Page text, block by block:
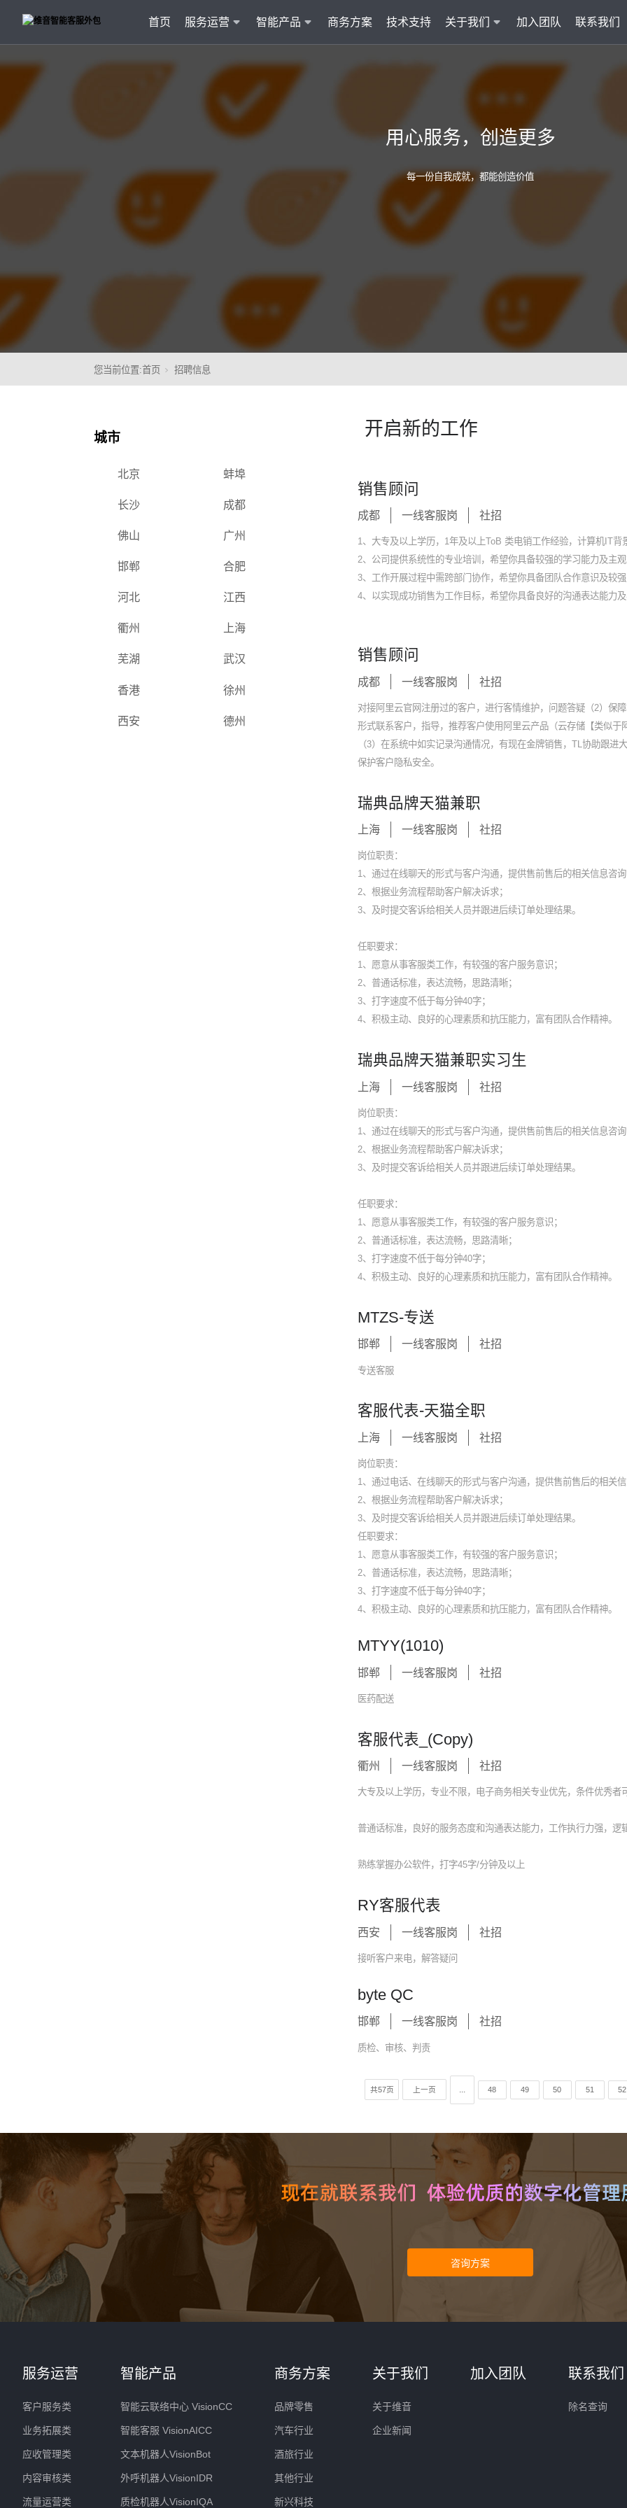
首页 服务运营 智能产品 商务方案 技术支持 关于我们 加入团队 联系我们
维音产品矩阵
· 专属技术顾问进行1对1服务
客户服务
AI知识助手
营销自动化
批量营销发送，提升获客转化
多模态客服
智能交互升级，轻松理解声图文
智能管理
智能排班
集成8种AI技术，快速对接企业系统
语音合成 TTS
即开即用，输入文本立得语音
声纹识别VPR
智能身份识别，保障系统安全
图像描述 IC
深度理解
用心服务，创造更多
每一份自我成就，都能创造价值
您当前位置:首页 招聘信息
城市
北京 蚌埠
长沙 成都
佛山 广州
邯郸 合肥
河北 江西
衢州 上海
芜湖 武汉
香港 徐州
西安 德州
开启新的工作
销售顾问
成都 一线客服岗 社招
1、大专及以上学历，1年及以上ToB 类电销工作经验，计算机IT背
2、公司提供系统性的专业培训，希望你具备较强的学习能力及主
3、工作开展过程中需跨部门协作，希望你具备团队合作意识及较
4、以实现成功销售为工作目标，希望你具备良好的沟通表达能力
销售顾问
成都 一线客服岗 社招
对接阿里云官网注册过的客户，进行客情维护，问题答疑（2）保
形式联系客户，指导，推荐客户使用阿里云产品（云存储【类似
（3）在系统中如实记录沟通情况，有现在金牌销售，TL协助跟
保护客户隐私安全。
瑞典品牌天猫兼职
上海 一线客服岗 社招
岗位职责：
1、通过在线聊天的形式与客户沟通，提供售前售后的相关信息咨
2、根据业务流程帮助客户解决诉求；
3、及时提交客诉给相关人员并跟进后续订单处理结果。
任职要求：
1、愿意从事客服类工作，有较强的客户服务意识；
2、普通话标准，表达流畅，思路清晰；
3、打字速度不低于每分钟40字；
4、积极主动、良好的心理素质和抗压能力，富有团队合作精神。
瑞典品牌天猫兼职实习生
上海 一线客服岗 社招
岗位职责：
1、通过在线聊天的形式与客户沟通，提供售前售后的相关信息咨
2、根据业务流程帮助客户解决诉求；
3、及时提交客诉给相关人员并跟进后续订单处理结果。
任职要求：
1、愿意从事客服类工作，有较强的客户服务意识；
2、普通话标准，表达流畅，思路清晰；
3、打字速度不低于每分钟40字；
4、积极主动、良好的心理素质和抗压能力，富有团队合作精神。
MTZS-专送
邯郸 一线客服岗 社招
专送客服
客服代表-天猫全职
上海 一线客服岗 社招
岗位职责：
1、通过电话、在线聊天的形式与客户沟通，提供售前售后的相关
2、根据业务流程帮助客户解决诉求；
3、及时提交客诉给相关人员并跟进后续订单处理结果。
任职要求：
1、愿意从事客服类工作，有较强的客户服务意识；
2、普通话标准，表达流畅，思路清晰；
3、打字速度不低于每分钟40字；
4、积极主动、良好的心理素质和抗压能力，富有团队合作精神。
MTYY(1010)
邯郸 一线客服岗 社招
医药配送
客服代表_(Copy)
衢州 一线客服岗 社招
大专及以上学历，专业不限，电子商务相关专业优先，条件优秀者
普通话标准，良好的服务态度和沟通表达能力，工作执行力强，逻
熟练掌握办公软件，打字45字/分钟及以上
RY客服代表
西安 一线客服岗 社招
接听客户来电，解答疑问
byte QC
邯郸 一线客服岗 社招
质检、审核、判责
共57页 上一页 ... 48 49 50 51 52
服务运营
客户服务类
业务拓展类
应收管理类
内容审核类
流量运营类
智能产品
智能云联络中心 VisionCC
智能客服 VisionAICC
文本机器人VisionBot
外呼机器人VisionIDR
质检机器人VisionIQA
商务方案
品牌零售
汽车行业
酒旅行业
其他行业
新兴科技
关于我们
关于维音
企业新闻
加入团队 联系我们
除名查询